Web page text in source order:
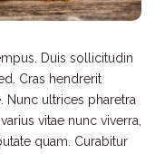
Duis sollicitudin
Cras hendrerit
Nunc ultrices pharetra
vitae nunc viverra,
quam. Curabitur